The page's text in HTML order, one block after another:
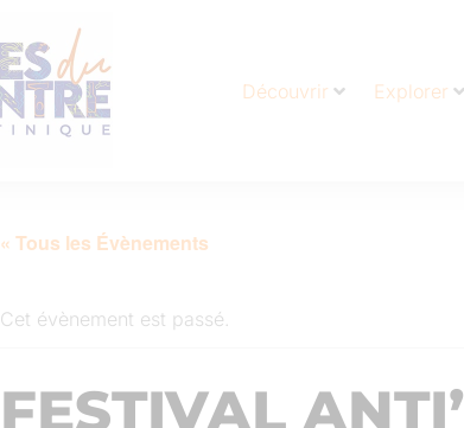
Découvrir Explorer
« Tous les Évènements
Cet évènement est passé.
FESTIVAL